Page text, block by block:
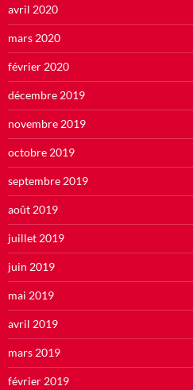
avril 2020
mars 2020
février 2020
décembre 2019
novembre 2019
octobre 2019
septembre 2019
août 2019
juillet 2019
juin 2019
mai 2019
avril 2019
mars 2019
février 2019